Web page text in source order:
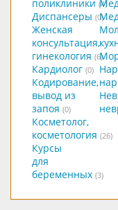
поликлиники (4)
Диспансеры (0)
Женская
консультация,
гинекология (6)
Кардиолог (0)
Кодирование,
вывод из
запоя (0)
Косметолог,
косметология (26)
Курсы
для
беременных (3)